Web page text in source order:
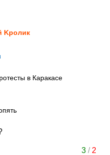
Kролик
в Каракасе
3/ 2